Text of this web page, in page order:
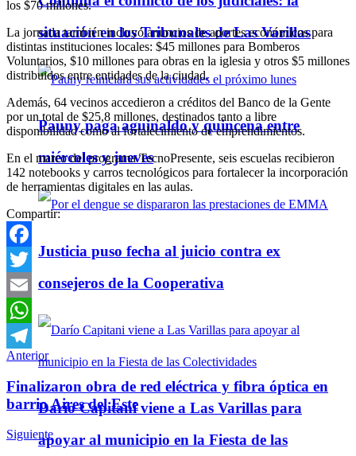
situación en los Tribunales de Las Varillas
Pauny paga aguinaldo y quincena entre
miércoles y jueves
Justicia puso fecha al juicio contra ex
consejeros de la Cooperativa
Darío Capitani viene a Las Varillas para
apoyar al municipio en la Fiesta de las
los $70 millones.
La jornada también incluyó anuncios de aportes económicos para
distintas instituciones locales: $45 millones para Bomberos
Voluntarios, $10 millones para obras en la iglesia y otros $5 millones
distribuidos entre entidades de la ciudad.
Además, 64 vecinos accedieron a créditos del Banco de la Gente
por un total de $25,8 millones, destinados tanto a libre
disponibilidad como al fortalecimiento de emprendimientos.
En el marco del programa TecnoPresente, seis escuelas recibieron
142 notebooks y carros tecnológicos para fortalecer la incorporación
de herramientas digitales en las aulas.
Compartir:
Facebook
Twitter
Email
WhatsApp
Telegram
Anterior
Finalizaron obra de red eléctrica y fibra óptica en
barrio Aires del Este
Siguiente